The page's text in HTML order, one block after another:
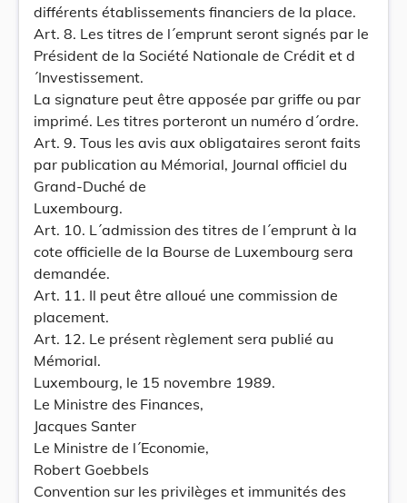
différents établissements financiers de la place.
Art. 8. Les titres de l´emprunt seront signés par le
Président de la Société Nationale de Crédit et d
´Investissement.
La signature peut être apposée par griffe ou par
imprimé. Les titres porteront un numéro d´ordre.
Art. 9. Tous les avis aux obligataires seront faits
par publication au Mémorial, Journal officiel du
Grand-Duché de
Luxembourg.
Art. 10. L´admission des titres de l´emprunt à la
cote officielle de la Bourse de Luxembourg sera
demandée.
Art. 11. Il peut être alloué une commission de
placement.
Art. 12. Le présent règlement sera publié au
Mémorial.
Luxembourg, le 15 novembre 1989.
Le Ministre des Finances,
Jacques Santer
Le Ministre de l´Economie,
Robert Goebbels
Convention sur les privilèges et immunités des